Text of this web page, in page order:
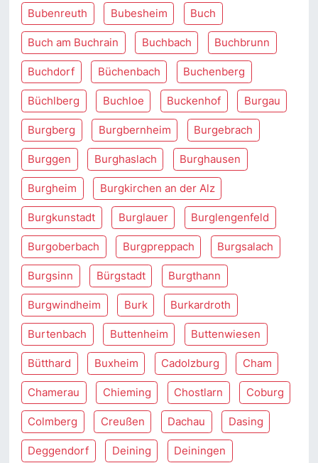
Bubenreuth Bubesheim Buch
Buch am Buchrain Buchbach Buchbrunn
Buchdorf Büchenbach Buchenberg
Büchlberg Buchloe Buckenhof Burgau
Burgberg Burgbernheim Burgebrach
Burggen Burghaslach Burghausen
Burgheim Burgkirchen an der Alz
Burgkunstadt Burglauer Burglengenfeld
Burgoberbach Burgpreppach Burgsalach
Burgsinn Bürgstadt Burgthann
Burgwindheim Burk Burkardroth
Burtenbach Buttenheim Buttenwiesen
Bütthard Buxheim Cadolzburg Cham
Chamerau Chieming Chostlarn Coburg
Colmberg Creußen Dachau Dasing
Deggendorf Deining Deiningen